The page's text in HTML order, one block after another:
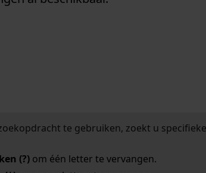
te gebruiken, zoekt u
(?)om één letter te vervangen.